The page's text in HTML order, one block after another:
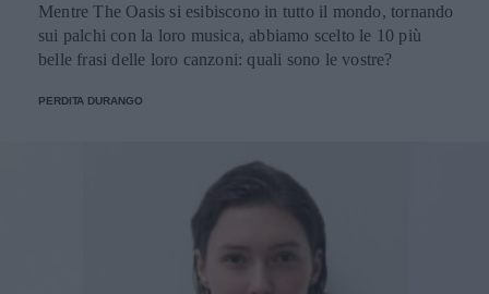
Mentre The Oasis si esibiscono in tutto il mondo, tornando
sui palchi con la loro musica, abbiamo scelto le 10 più
belle frasi delle loro canzoni: quali sono le vostre?
PERDITA DURANGO